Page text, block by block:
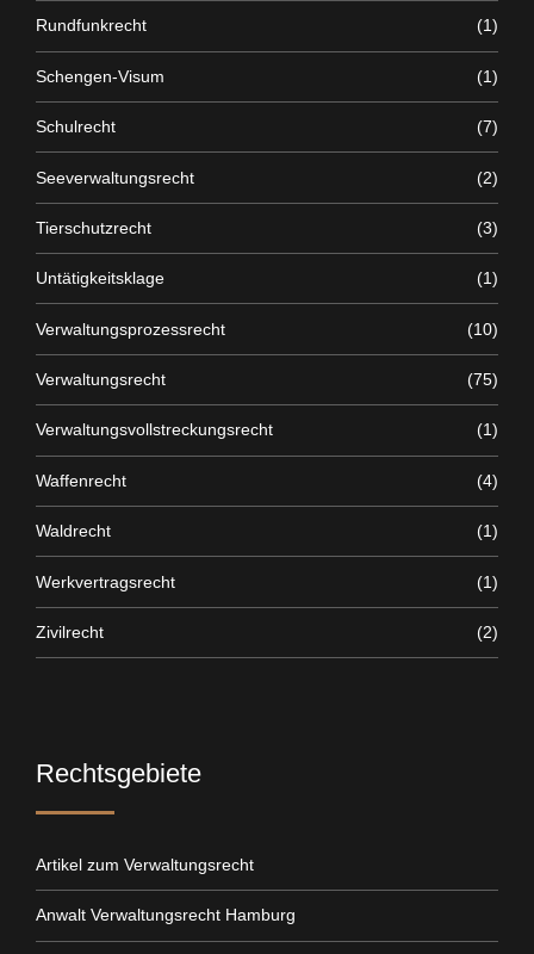
Rundfunkrecht (1)
Schengen-Visum (1)
Schulrecht (7)
Seeverwaltungsrecht (2)
Tierschutzrecht (3)
Untätigkeitsklage (1)
Verwaltungsprozessrecht (10)
Verwaltungsrecht (75)
Verwaltungsvollstreckungsrecht (1)
Waffenrecht (4)
Waldrecht (1)
Werkvertragsrecht (1)
Zivilrecht (2)
Rechtsgebiete
Artikel zum Verwaltungsrecht
Anwalt Verwaltungsrecht Hamburg